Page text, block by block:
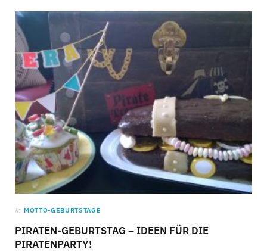
g
in MOTTO-GEBURTSTAGE
PIRATEN-GEBURTSTAG – IDEEN FÜR DIE
PIRATENPARTY!